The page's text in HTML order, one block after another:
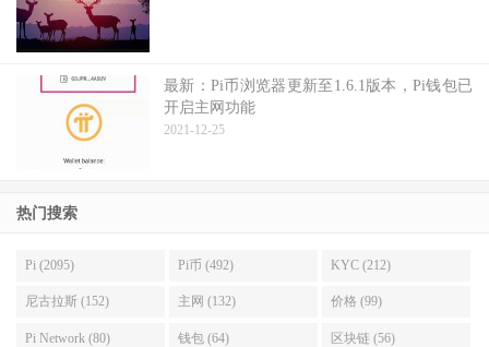
最新：Pi币浏览器更新至1.6.1版本，Pi钱包已
开启主网功能
2021-12-25
热门搜索
Pi (2095) Pi币 (492) KYC (212)
尼古拉斯 (152) 主网 (132) 价格 (99)
Pi Network (80) 钱包 (64) 区块链 (56)